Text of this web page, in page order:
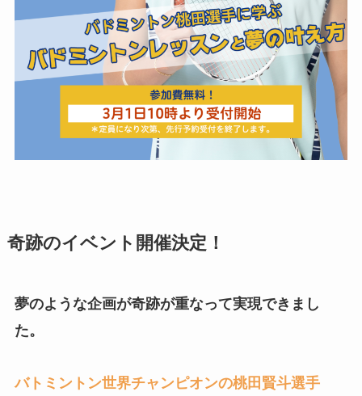
奇跡のイベント開催決定！
夢のような企画が奇跡が重なって実現できまし
た。
バトミントン世界チャンピオンの桃田賢斗選手